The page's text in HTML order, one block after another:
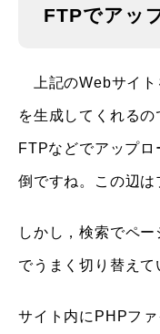
FTPでアッ
上記のWebサイト
を生成してくれる
FTPなどでアップ
倒ですね。この辺は
しかし，検索でペ
でうまく切り替えて
サイト内にPHPフ